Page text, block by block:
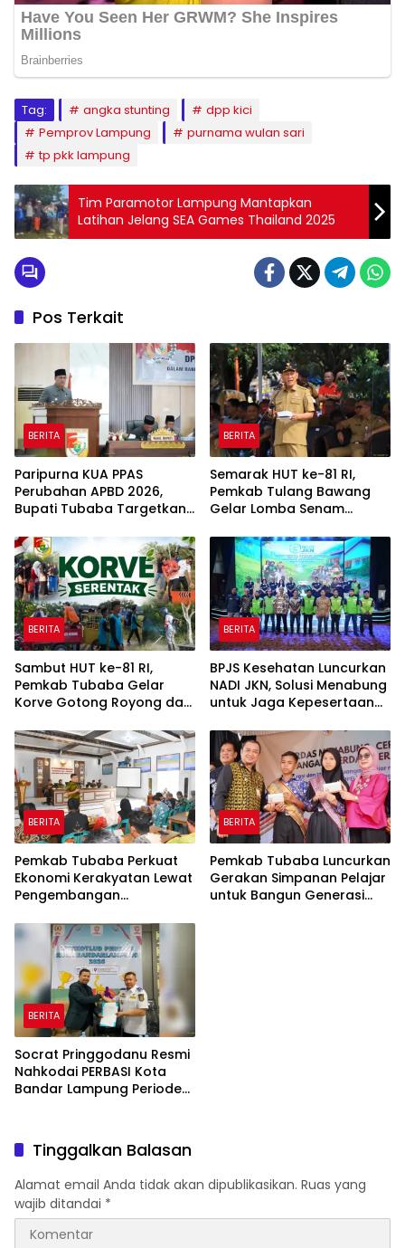
Tag: angka stunting
dpp kici
Pemprov Lampung
purnama wulan sari
tp pkk lampung
Tim Paramotor Lampung Mantapkan
Latihan Jelang SEA Games Thailand 2025
Pos Terkait
BERITA
Paripurna KUA PPAS
Perubahan APBD 2026,
Bupati Tubaba Targetkan
Rp820,3 Miliar
BERITA
Semarak HUT ke-81 RI,
Pemkab Tulang Bawang
Gelar Lomba Senam
BERITA
Sambut HUT ke-81 RI,
Pemkab Tubaba Gelar
Korve Gotong Royong dan
BERITA
BPJS Kesehatan Luncurkan
NADI JKN, Solusi Menabung
untuk Jaga Kepesertaan
BERITA
Pemkab Tubaba Perkuat
Ekonomi Kerakyatan Lewat
Pengembangan
Penyaluran KUR
BERITA
Pemkab Tubaba Luncurkan
Gerakan Simpanan Pelajar
untuk Bangun Generasi
BERITA
Socrat Pringgodanu Resmi
Nahkodai PERBASI Kota
Bandar Lampung Periode
Tinggalkan Balasan
Alamat email Anda tidak akan dipublikasikan. Ruas yang
wajib ditandai *